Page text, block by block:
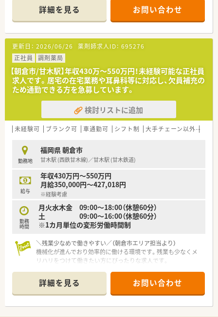
40から50枚程度応需しています。
■居宅患者様向けの在宅業務にも対応しており、地域医療に深く
貢献できるやりがいのある環境です。
【募集背景と求める人物像について】
■今回は欠員補充による急募となっており、特に耳鼻科の経験が
ある方や最新の調剤設備を使いこなしたい方を積極的に募集し
ます。
■一人薬剤師での勤務に抵抗がなく、責任感を持って店舗運営を
支えていただける40代までの薬剤師の方を理想的な対象として
います。
■漢方に興味がある方やこれから本格的に学びたいという意欲
的な方も大歓迎しており、未経験からでも挑戦できる方を求めて
います。
■福岡市東区に3店舗、朝倉市に1店舗の計4店舗を地域密着で展
開しており、社員一人ひとりの言葉を大切にする風通しの良い法
人です。
■「共に成長し合える仲間づくり」をスローガンに掲げ、漢方相
談や禁煙指導など専門性の高い医療サービスの提供に注力して
います。
■全店舗で車通勤を可能にするなど福利厚生も整っており、地域
連携薬局の認定取得など会社として高い目標を持って取り組ん
でいます。
詳細を見る お問い合わせ
更新日： 2026/06/26 薬剤師求人ID： 695276
正社員
調剤薬局
【朝倉市/甘木駅】年収430万～550万円！未経験可能な正社員
求人です。居宅の在宅業務や耳鼻科等に対応し、欠員補充の
ため通勤できる方を急募しています。
検討リストに追加
未経験可 ブランク可 車通勤可 シフト制 大手チェーン以外
勤務地
福岡県 朝倉市
甘木駅 (西鉄甘木線)／甘木駅 (甘木鉄道)
給与
年収430万円～550万円
月給350,000円～427,018円
※経験考慮
勤務
時間
月火水木金 09:00～18:00（休憩60分）
土 09:00～16:00（休憩60分）
※1カ月単位の変形労働時間制
＼残業少なめで働きやすい／（朝倉市エリア担当より）
機械化が進んでおり効率的に働ける環境です。残業も少なくメ
リハリをつけて働きたい方にぴったりな求人です。
【店舗情報と応需状況について】
■最寄り駅から徒歩9分の好立地にあり、通勤に便利なアクセス
環境が整っている店舗です。
■耳鼻科を中心に、眼科や皮膚科など幅広い科目の処方箋を1日
詳細を見る お問い合わせ